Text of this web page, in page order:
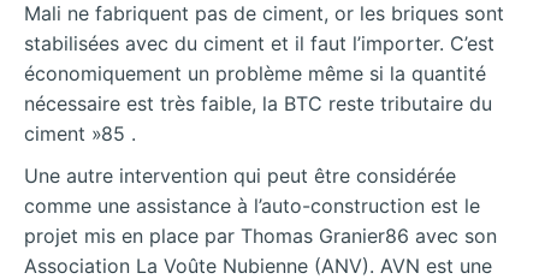
Mali ne fabriquent pas de ciment, or les briques sont
stabilisées avec du ciment et il faut l’importer. C’est
économiquement un problème même si la quantité
nécessaire est très faible, la BTC reste tributaire du
ciment »85 .
Une autre intervention qui peut être considérée
comme une assistance à l’auto-construction est le
projet mis en place par Thomas Granier86 avec son
Association La Voûte Nubienne (ANV). AVN est une